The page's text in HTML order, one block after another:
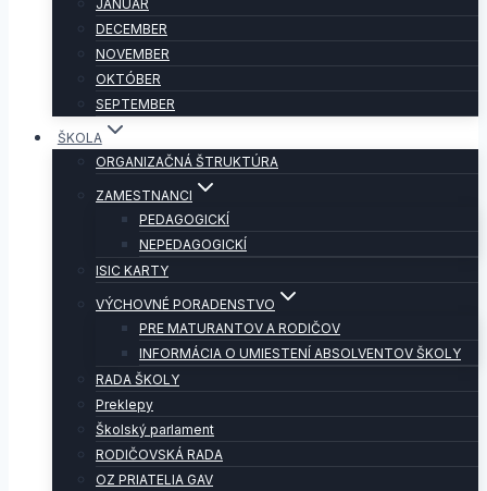
JANUÁR
DECEMBER
NOVEMBER
OKTÓBER
SEPTEMBER
ŠKOLA
ORGANIZAČNÁ ŠTRUKTÚRA
ZAMESTNANCI
PEDAGOGICKÍ
NEPEDAGOGICKÍ
ISIC KARTY
VÝCHOVNÉ PORADENSTVO
PRE MATURANTOV A RODIČOV
INFORMÁCIA O UMIESTENÍ ABSOLVENTOV ŠKOLY
RADA ŠKOLY
Preklepy
Školský parlament
RODIČOVSKÁ RADA
OZ PRIATELIA GAV